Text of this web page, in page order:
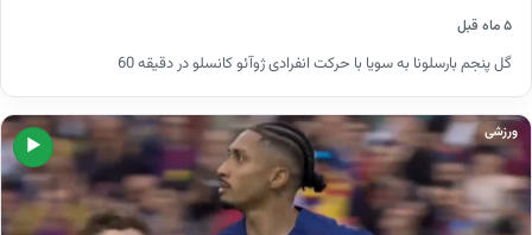
۵ ماه قبل
گل پنجم بارسلونا به سویا با حرکت انفرادی ژوآئو کانسلو در دقیقه 60
▶
ورزشی